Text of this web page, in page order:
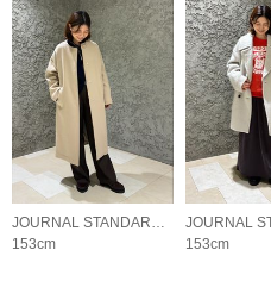
153cm
153cm